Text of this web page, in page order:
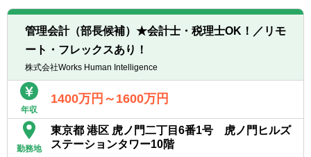
資格保有者あるいは取得意志のある方
＜求める人物像＞
◆チームで成果をあげることに喜びを感じる
方
◆他者と積極的かつ円滑なコミュニケーショ
ンが取れる方
※テレワーク勤務も可（現状、週2日以上の出
社が必要です）フレックス利用者も多く、柔
軟な働き方が可能です。
※将来的に会社の定める業務（出向含む）へ
変更されることがあります。
管理会計（部長候補）★会計士・税理士OK！／リモ
ート・フレックスあり！
株式会社Works Human Intelligence
年収
1400万円～1600万円
勤務地
東京都 港区 虎ノ門二丁目6番1号 虎ノ門ヒルズ
ステーションタワー10階